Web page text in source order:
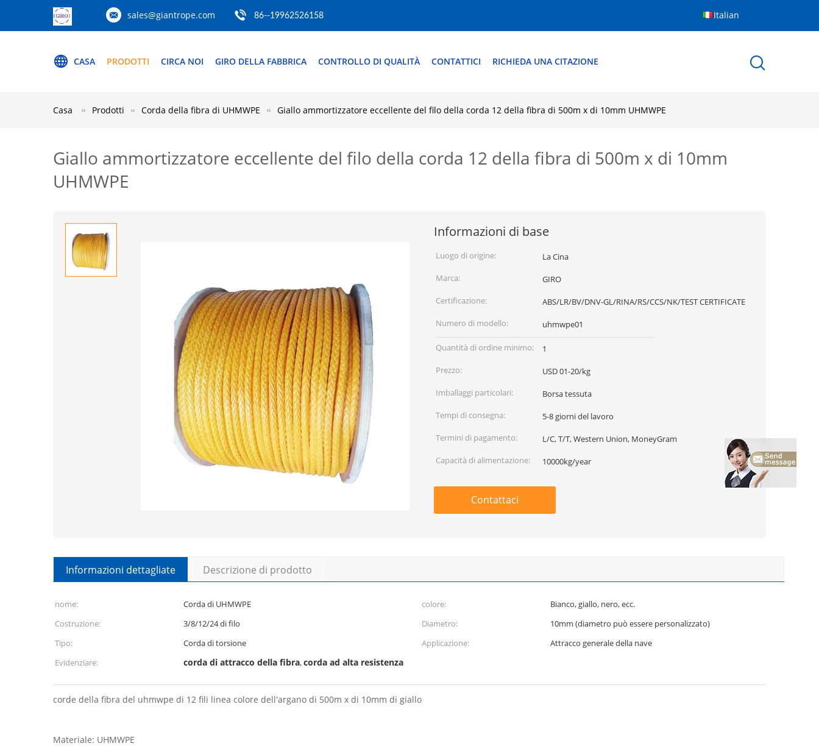
sales@giantrope.com 86--19962526158 Italian
CASA PRODOTTI CIRCA NOI GIRO DELLA FABBRICA CONTROLLO DI QUALITÀ CONTATTICI RICHIEDA UNA CITAZIONE
Casa Prodotti Corda della fibra di UHMWPE Giallo ammortizzatore eccellente del filo della corda 12 della fibra di 500m x di 10mm UHMWPE
Giallo ammortizzatore eccellente del filo della corda 12 della fibra di 500m x di 10mm
UHMWPE
Informazioni di base
Luogo di origine:
La Cina
Marca:
GIRO
Certificazione:
ABS/LR/BV/DNV-GL/RINA/RS/CCS/NK/TEST CERTIFICATE
Numero di modello:
uhmwpe01
Quantità di ordine minimo:
1
Prezzo:
USD 01-20/kg
Imballaggi particolari:
Borsa tessuta
Tempi di consegna:
5-8 giorni del lavoro
Termini di pagamento:
L/C, T/T, Western Union, MoneyGram
Capacità di alimentazione:
10000kg/year
Contattaci
Informazioni dettagliate Descrizione di prodotto
nome: Corda di UHMWPE colore:
Bianco, giallo, nero, ecc.
Costruzione:
3/8/12/24 di filo Diametro:
10mm (diametro può essere personalizzato)
Tipo:
Corda di torsione Applicazione:
Attracco generale della nave
Evidenziare:
corda di attracco della fibra,corda ad alta resistenza
corde della fibra del uhmwpe di 12 fili linea colore dell'argano di 500m x di 10mm di giallo
Materiale: UHMWPE